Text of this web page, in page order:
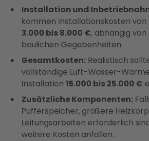
Installation und
kommen Installationskosten
3.000 bis 8.000 €, abhängig
baulichen Gegebenheiten.
Gesamtkosten: Realistisch
vollständige Luft-Wasser-
Installation 15.000 bis 25.000 €
Zusätzliche Komponenten:
Pufferspeicher, größere
Leitungsarbeiten erforderlich
weitere Kosten anfallen.